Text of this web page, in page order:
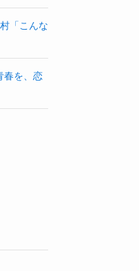
「こんな
春を、恋